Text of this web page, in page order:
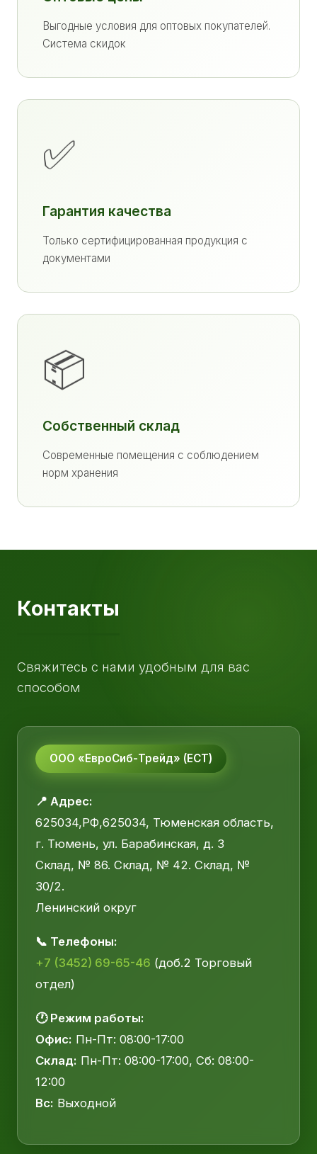
Выгодные условия для оптовых покупателей.
Система скидок
✅
Гарантия качества
Только сертифицированная продукция с
документами
📦
Собственный склад
Современные помещения с соблюдением
норм хранения
Контакты
Свяжитесь с нами удобным для вас
способом
ООО «ЕвроСиб-Трейд» (ЕСТ)
📍 Адрес:
625034,РФ,625034, Тюменская область,
г. Тюмень, ул. Барабинская, д. 3
Склад, № 86. Склад, № 42. Склад, №
30/2.
Ленинский округ
📞 Телефоны:
+7 (3452) 69-65-46 (доб.2 Торговый
отдел)
🕐 Режим работы:
Офис: Пн-Пт: 08:00-17:00
Склад: Пн-Пт: 08:00-17:00, Сб: 08:00-
12:00
Вс: Выходной